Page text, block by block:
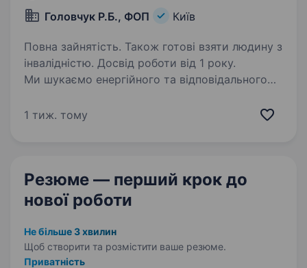
Головчук Р.Б., ФОП
Київ
Повна зайнятість. Також готові взяти людину з
інвалідністю. Досвід роботи від 1 року.
Ми шукаємо енергійного та відповідального
технічного спеціаліста та майстерність
1 тиж. тому
Резюме — перший крок до
нової роботи
Не більше 3 хвилин
Щоб створити та розмістити ваше резюме.
Приватність